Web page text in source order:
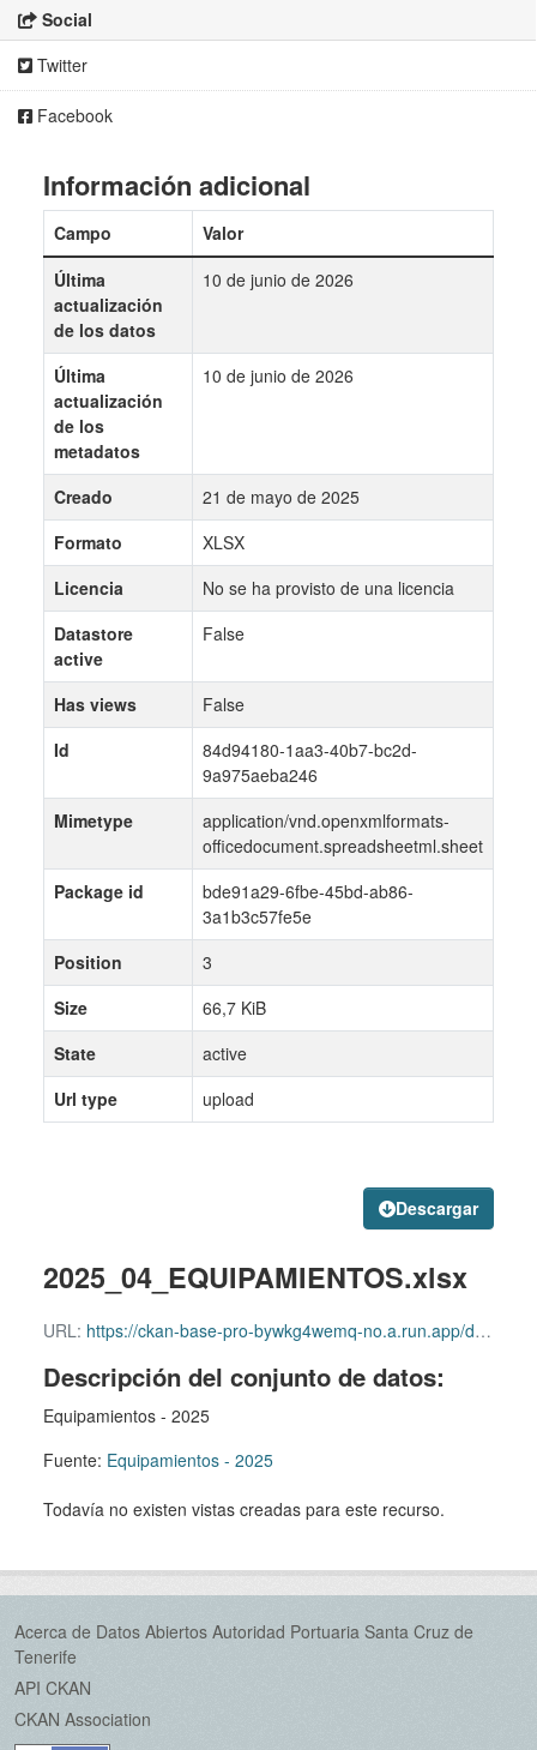
Descargar
2025_04_EQUIPAMIENTOS.xlsx
URL: https://ckan-base-pro-bywkg4wemq-no.a.run.app/dataset/bde91a29-6fbe-45bd-ab86-3a1b3c57fe5e/resource/84d94180-1aa3-40b7-bc2d-9a975aeba246/download/2025_04_equipamientos.xlsx
Descripción del conjunto de datos:
Equipamientos - 2025
Fuente: Equipamientos - 2025
Todavía no existen vistas creadas para este recurso.
Social
Twitter
Facebook
Información adicional
Campo
Valor
Última
actualización
de los datos
10 de junio de 2026
Última
actualización
de los
metadatos
10 de junio de 2026
Creado
21 de mayo de 2025
Formato
XLSX
Licencia
No se ha provisto de una licencia
Datastore
active
False
Has views
False
Id
84d94180-1aa3-40b7-bc2d-
9a975aeba246
Mimetype
application/vnd.openxmlformats-
officedocument.spreadsheetml.sheet
Package id
bde91a29-6fbe-45bd-ab86-
3a1b3c57fe5e
Position
3
Size
66,7 KiB
State
active
Url type
upload
Acerca de Datos Abiertos Autoridad Portuaria Santa Cruz de
Tenerife
API CKAN
CKAN Association